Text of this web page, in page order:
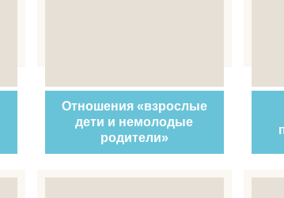
Отношения «взрослые
дети и немолодые
родители»